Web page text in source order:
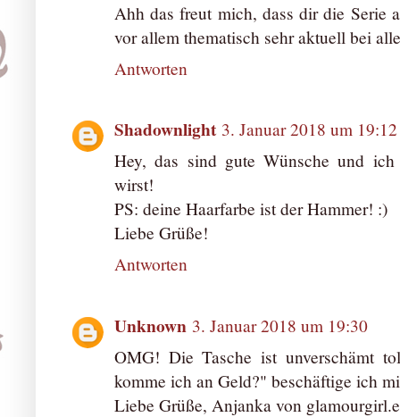
Ahh das freut mich, dass dir die Serie
vor allem thematisch sehr aktuell bei
Antworten
Shadownlight 3. Januar 2018 um 19:12
Hey, das sind gute Wünsche und
wirst!
PS: deine Haarfarbe ist der Hammer! :)
Liebe Grüße!
Antworten
Unknown 3. Januar 2018 um 19:30
OMG! Die Tasche ist unverschämt
komme ich an Geld?" beschäftige ich
Liebe Grüße, Anjanka von